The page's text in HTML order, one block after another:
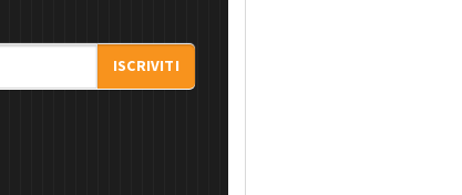
ISCRIVITI